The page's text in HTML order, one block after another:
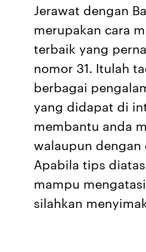
Jerawat dengan
merupakan cara
terbaik yang
nomor 31. Itulah
berbagai
yang didapat di
membantu anda
walaupun dengan
Apabila tips
mampu
silahkan